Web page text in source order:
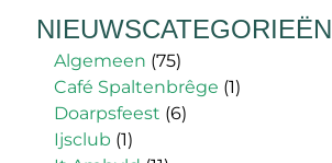
NIEUWSCATEGORIEËN
Algemeen (75)
Café Spaltenbrêge (1)
Doarpsfeest (6)
Ijsclub (1)